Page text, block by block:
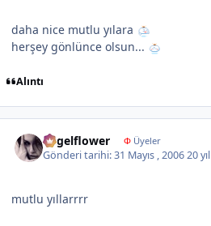
daha nice mutlu yılara
herşey gönlünce olsun...
Alıntı
angelflower ΦÜyeler
Gönderi tarihi:31 Mayıs , 200620 yıl
mutlu yıllarrrr